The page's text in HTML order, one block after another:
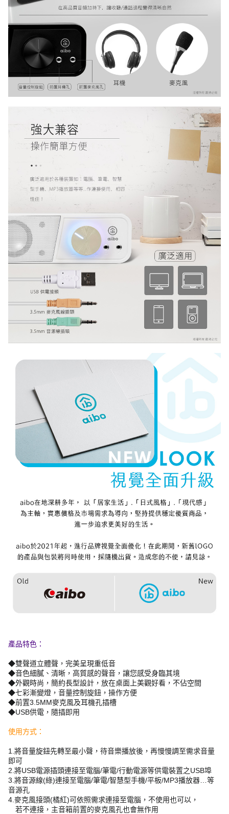
產品特色：
◆雙聲道立體聲，完美呈現重低音
◆音色細膩、清晰，高質感的聲音，讓您感受身臨其境
◆外觀時尚，簡約長型設計，放在桌面上美觀好看，不佔空間
◆七彩漸變燈，音量控制旋鈕，操作方便
◆前置3.5MM麥克風及耳機孔插槽
◆USB供電，隨插即用
使用方式：
1.將音量旋鈕先轉至最小聲，待音樂播放後，再慢慢調至需求音量
即可
2.將USB電源插頭連接至電腦/筆電/行動電源等供電裝置之USB埠
3.將音源線(綠)連接至電腦/筆電/智慧型手機/平板/MP3播放器…等
音源孔
4.麥克風接頭(橘紅)可依照需求連接至電腦，不使用也可以，
若不連接，主音箱前置的麥克風孔也會無作用